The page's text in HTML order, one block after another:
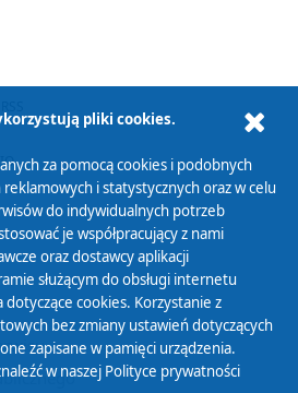
pliki cookies.
za pomocą cookies i podobnych
i statystycznych oraz w celu
do indywidualnych potrzeb
je współpracujący z nami
oraz dostawcy aplikacji
służącym do obsługi internetu
cookies. Korzystanie z
bez zmiany ustawień dotyczących
zapisane w pamięci urządzenia.
w naszej Polityce prywatności